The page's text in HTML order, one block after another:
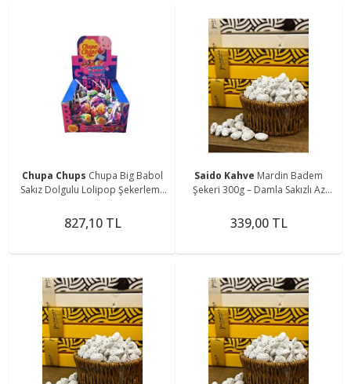
Chupa Chups Chupa Big Babol
Sakız Dolgulu Lolipop Şekerleme
827,10 TL
Saido Kahve Mardin Badem
Şekeri 300g – Damla Sakızlı Az
339,00 TL